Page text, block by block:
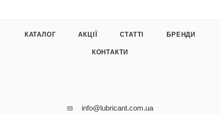
КАТАЛОГ АКЦІЇ СТАТТІ БРЕНДИ
КОНТАКТИ
info@lubricant.com.ua